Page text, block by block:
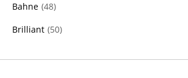
Bahne (48)
Brilliant (50)